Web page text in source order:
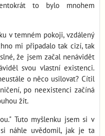
to bylo mnohem
v temném pokoji, vzdálený
mi připadalo tak cizí, tak
že jsem začal nenávidět
svou vlastní existenci.
o něco usilovat? Cítil
po neexistenci začíná
žít.
Tuto myšlenku jsem si v
náhle uvědomil, jak je ta